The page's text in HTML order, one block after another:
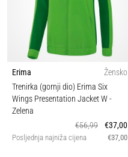
Erima
Žensko
Trenirka (gornji dio) Erima Six
Wings Presentation Jacket W-
Zelena
€56,99
€37,00
Posljednja najniža cijena €37,00